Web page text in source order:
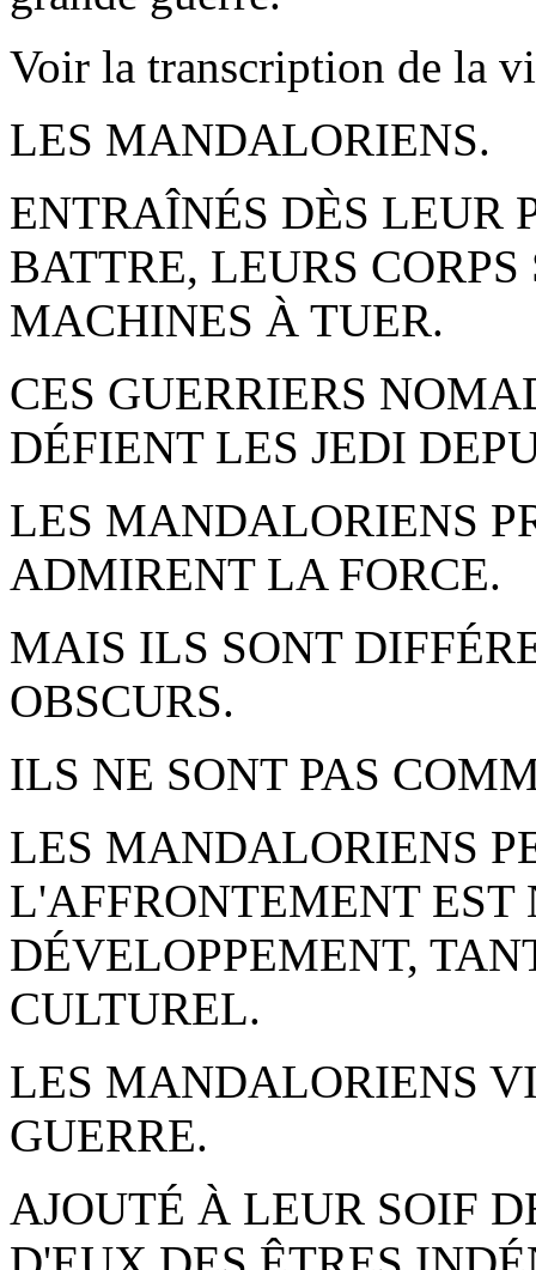
Voir la transcription de la
LES MANDALORIENS.
ENTRAÎNÉS DÈS LEUR
BATTRE, LEURS
MACHINES À TUER.
CES GUERRIERS
DÉFIENT LES JEDI
LES MANDALORIENS
ADMIRENT LA FORCE.
MAIS ILS SONT
OBSCURS.
ILS NE SONT PAS
LES MANDALORIENS
L'AFFRONTEMENT EST
DÉVELOPPEMENT,
CULTUREL.
LES MANDALORIENS
GUERRE.
AJOUTÉ À LEUR SOIF